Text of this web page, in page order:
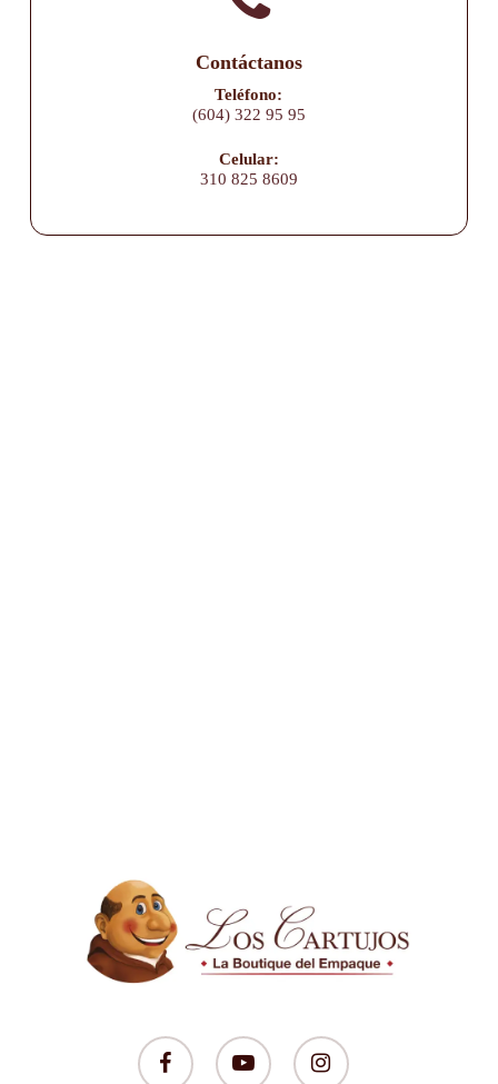
Contáctanos
Teléfono:
(604) 322 95 95
Celular:
310 825 8609
facebook youtube instagram